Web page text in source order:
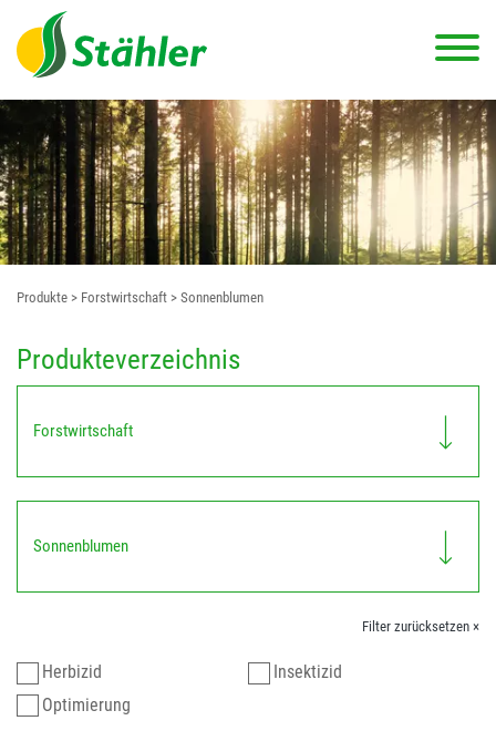
Produkte > Forstwirtschaft > Sonnenblumen
Produkteverzeichnis
Forstwirtschaft
Sonnenblumen
Filter zurücksetzen ×
Herbizid
Insektizid
Optimierung